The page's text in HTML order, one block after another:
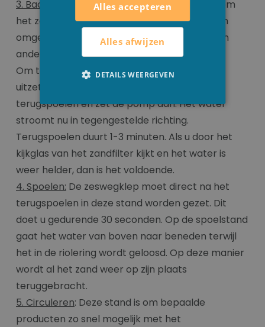
3. Backwash
: 'het water terugspoelen'. Dit is om
het zandfilter te reinigen. Het water gaat er in
omgekeerde richting uit (naar het riool of een
andere plaats).
Om terug te spoelen, moet u eerst de pomp
uitzetten! Zet dan eerst de 6-wegklep op
terugspoelen en zet de pomp aan. Het water
stroomt nu in tegengestelde richting.
Terugspoelen duurt 1-3 minuten. Als u door het
kijkglas van het zandfilter kijkt en het water is
weer helder, dan is het voldoende.
4. Spoelen: De zeswegklep moet direct na het
terugspoelen in deze stand worden gezet. Dit
doet u gedurende 30 seconden. Op de spoelstand
gaat het water van boven naar beneden terwijl
het in de riolering wordt geloosd. Op deze manier
wordt al het zand weer op zijn plaats
teruggebracht.
5. Circuleren: Deze stand is om bepaalde
producten zo snel mogelijk met het
Alles accepteren
Alles afwijzen
DETAILS WEERGEVEN